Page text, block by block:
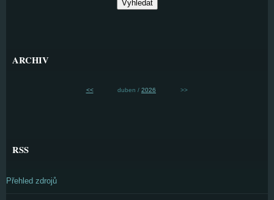
ARCHIV
<< duben / 2026 >>
RSS
Přehled zdrojů